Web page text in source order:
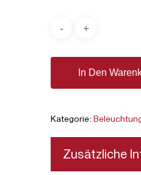
In Den
Kategorie:
Zusätzliche